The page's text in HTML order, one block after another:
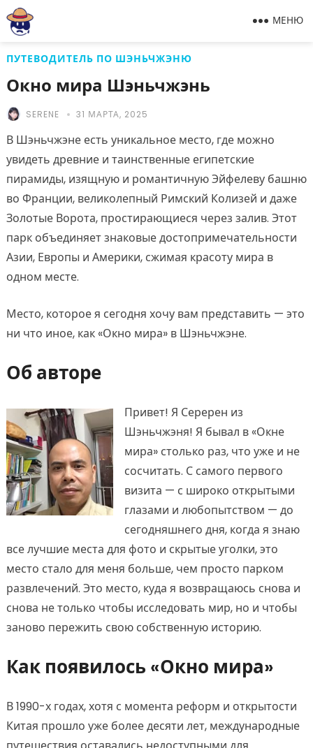
МЕНЮ
ПУТЕВОДИТЕЛЬ ПО ШЭНЬЧЖЭНЮ
Окно мира Шэньчжэнь
SERENE 31 МАРТА, 2025
В Шэньчжэне есть уникальное место, где можно
увидеть древние и таинственные египетские
пирамиды, изящную и романтичную Эйфелеву башню
во Франции, великолепный Римский Колизей и даже
Золотые Ворота, простирающиеся через залив. Этот
парк объединяет знаковые достопримечательности
Азии, Европы и Америки, сжимая красоту мира в
одном месте.
Место, которое я сегодня хочу вам представить — это
ни что иное, как «Окно мира» в Шэньчжэне.
Об авторе
Привет! Я Серерен из
Шэньчжэня! Я бывал в «Окне
мира» столько раз, что уже и не
сосчитать. С самого первого
визита — с широко открытыми
глазами и любопытством — до
сегодняшнего дня, когда я знаю
все лучшие места для фото и скрытые уголки, это
место стало для меня больше, чем просто парком
развлечений. Это место, куда я возвращаюсь снова и
снова не только чтобы исследовать мир, но и чтобы
заново пережить свою собственную историю.
Как появилось «Окно мира»
В 1990-х годах, хотя с момента реформ и открытости
Китая прошло уже более десяти лет, международные